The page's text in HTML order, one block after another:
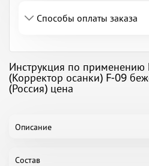
Способы оплаты заказа
Инструкция по применению
(Корректор осанки) F-09
(Россия) цена
Описание
Состав